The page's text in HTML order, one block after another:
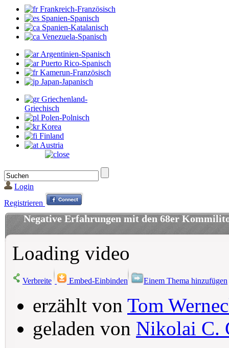
Frankreich-Französisch
Spanien-Spanisch
Spanien-Katalanisch
Venezuela-Spanisch
Argentinien-Spanisch
Puerto Rico-Spanisch
Kamerun-Französisch
Japan-Japanisch
Griechenland-
Griechisch
Polen-Polnisch
Korea
Finland
Austria
Login
Registrieren
Negative Erfahrungen mit den 68er
Loading video
Verbreite Embed-Einbinden Einem Thema hinzufügen
erzählt von Tom
geladen von Nikolai C.